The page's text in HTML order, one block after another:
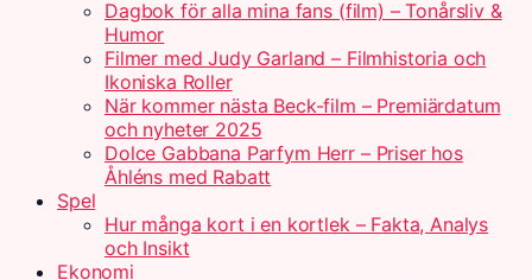
Dagbok för alla mina fans (film) – Tonårsliv &
Humor
Filmer med Judy Garland – Filmhistoria och
Ikoniska Roller
När kommer nästa Beck-film – Premiärdatum
och nyheter 2025
Dolce Gabbana Parfym Herr – Priser hos
Åhléns med Rabatt
Spel
Hur många kort i en kortlek – Fakta, Analys
och Insikt
Ekonomi